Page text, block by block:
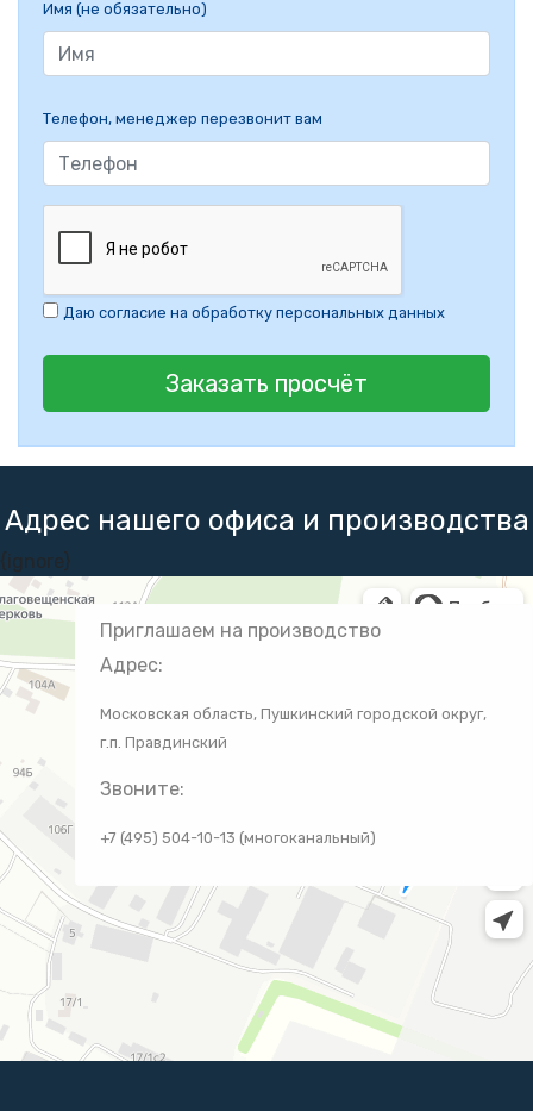
Имя (не обязательно)
Телефон, менеджер перезвонит вам
Даю согласие на обработку персональных данных
Заказать просчёт
Адрес нашего офиса и производства
Приглашаем на производство
Адрес:
Московская область, Пушкинский городской округ,
г.п. Правдинский
Звоните:
+7 (495) 504-10-13 (многоканальный)
{ignore}